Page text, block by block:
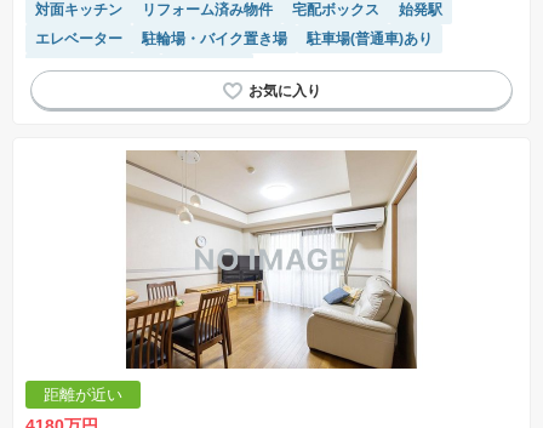
対面キッチン リフォーム済み物件 宅配ボックス
始発駅
エレベーター
駐輪場・バイク置き場
駐車場(普通車)あり
システムキッチン
陽当り良好
距離が近い